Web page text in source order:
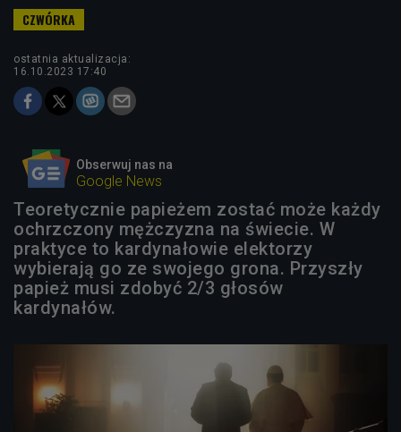
ostatnia aktualizacja:
16.10.2023 17:40
Obserwuj nas na
Google News
Teoretycznie papieżem zostać może każdy
ochrzczony mężczyzna na świecie. W
praktyce to kardynałowie elektorzy
wybierają go ze swojego grona. Przyszły
papież musi zdobyć 2/3 głosów
kardynałów.